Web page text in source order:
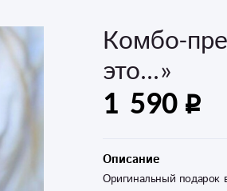
Комбо-
это...»
1 590
Описание
Оригинальный подарок